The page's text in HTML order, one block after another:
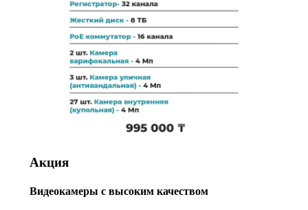
Акция
Видеокамеры с высоким качеством